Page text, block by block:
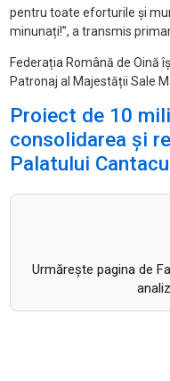
pentru toate eforturile și
minunați!”, a transmis
Federația Română de Oină
Patronaj al Majestății Sale
Proiect de 10
consolidarea și
Palatului
Urmăreşte pagina de